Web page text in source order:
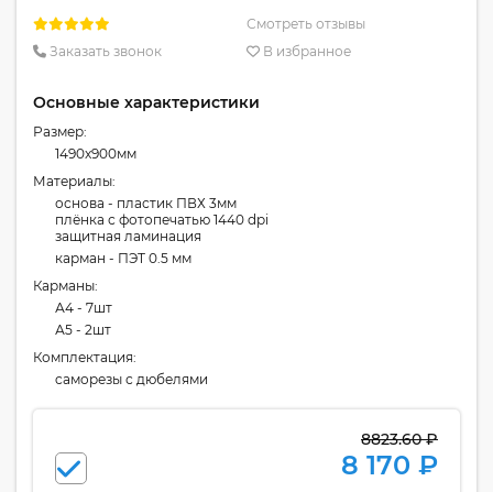
Смотреть отзывы
Заказать звонок
В избранное
Основные характеристики
Размер:
1490x900мм
Материалы:
основа - пластик ПВХ 3мм
плёнка с фотопечатью 1440 dpi
защитная ламинация
карман - ПЭТ 0.5 мм
Карманы:
А4 - 7шт
А5 - 2шт
Комплектация:
cаморезы с дюбелями
8823.60 ₽
8 170 ₽